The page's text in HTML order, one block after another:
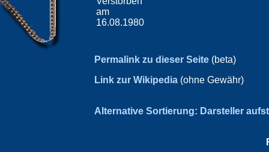
am
16.08.1980
Permalink zu dieser Seite (beta)
Link zur Wikipedia (ohne Gewähr)
Alternative Sortierung: Darsteller